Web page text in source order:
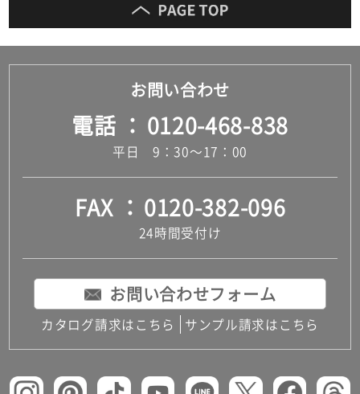
お問い合わせ
電話 0120-468-838
平日 9：30～17：00
FAX 0120-382-096
24時間受付け
お問い合わせフォーム
カタログ請求はこちら サンプル請求はこちら